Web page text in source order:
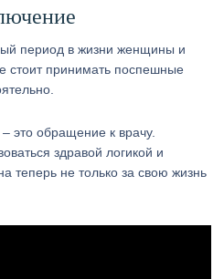
период в жизни женщины и
стоит принимать поспешные
это обращение к врачу.
здравой логикой и
теперь не только за свою жизнь